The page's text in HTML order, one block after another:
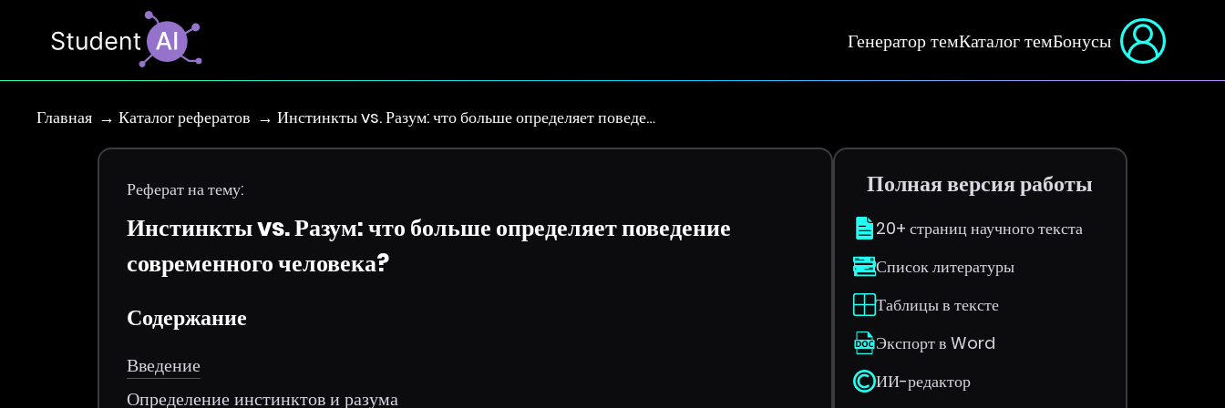
Генератор темКаталог темБонусы
Главная Каталог рефератов Инстинкты vs. Разум: что больше определяет поведе…
Реферат на тему:
Инстинкты vs. Разум: что больше определяет поведение
современного человека?
Содержание
Введение
Определение инстинктов и разума
Полная версия работы
20+ страниц научного текста
Список литературы
Таблицы в тексте
Экспорт в Word
ИИ-редактор